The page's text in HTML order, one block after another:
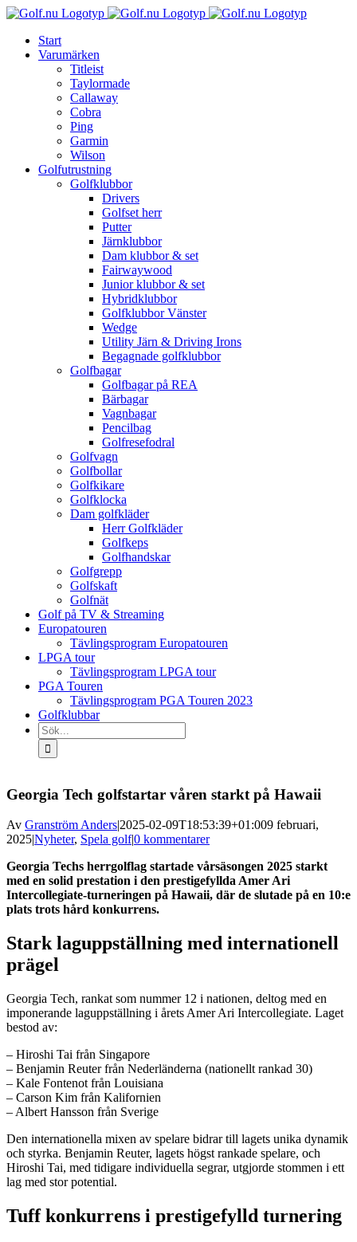
Fortsätt
innehållet
Start
Varumärken
Titleist
Taylormade
Callaway
Cobra
Ping
Garmin
Wilson
Golfutrustning
Golfklubbor
Drivers
Golfset herr
Putter
Järnklubbor
Dam klubbor & set
Fairwaywood
Junior klubbor & set
Hybridklubbor
Golfklubbor Vänster
Wedge
Utility Järn & Driving Irons
Begagnade golfklubbor
Golfbagar
Golfbagar på REA
Bärbagar
Vagnbagar
Pencilbag
Golfresefodral
Golfvagn
Golfbollar
Golfkikare
Golfklocka
Dam golfkläder
Herr Golfkläder
Golfkeps
Golfhandskar
Golfgrepp
Golfskaft
Golfnät
Golf på TV & Streaming
Europatouren
Tävlingsprogram Europatouren
LPGA tour
Tävlingsprogram LPGA tour
PGA Touren
Tävlingsprogram PGA Touren 2023
Golfklubbar
Sök
efter:
Georgia Tech golfstartar våren starkt på Hawaii
Av Granström Anders|2025-02-09T18:53:39+01:009 februari,
2025|Nyheter, Spela golf|0 kommentarer
Georgia Techs herrgolflag startade vårsäsongen 2025 starkt
med en solid prestation i den prestigefyllda Amer Ari
Intercollegiate-turneringen på Hawaii, där de slutade på en 10:e
plats trots hård konkurrens.
Stark laguppställning med internationell
prägel
Georgia Tech, rankat som nummer 12 i nationen, deltog med en
imponerande laguppställning i årets Amer Ari Intercollegiate. Laget
bestod av:
– Hiroshi Tai från Singapore
– Benjamin Reuter från Nederländerna (nationellt rankad 30)
– Kale Fontenot från Louisiana
– Carson Kim från Kalifornien
– Albert Hansson från Sverige
Den internationella mixen av spelare bidrar till lagets unika dynamik
och styrka. Benjamin Reuter, lagets högst rankade spelare, och
Hiroshi Tai, med tidigare individuella segrar, utgjorde stommen i ett
lag med stor potential.
Tuff konkurrens i prestigefylld turnering